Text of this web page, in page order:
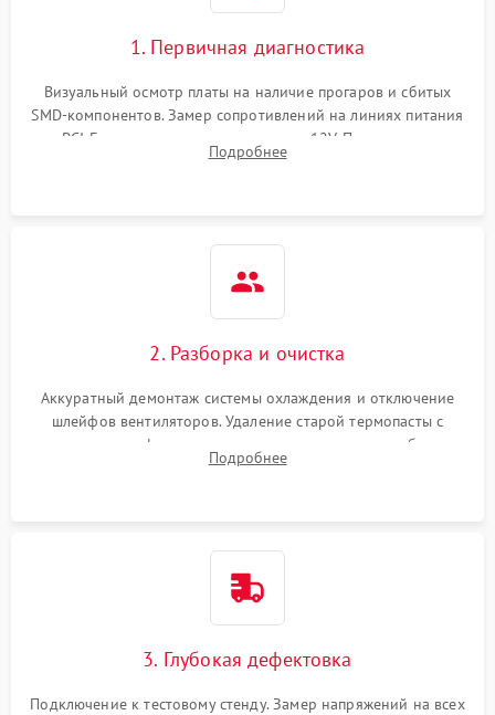
1. Первичная диагностика
Визуальный осмотр платы на наличие прогаров и сбитых
SMD-компонентов. Замер сопротивлений на линиях питания
PCI-E и дополнительных разъемах 12V. Проверка на
короткое замыкание основных дросселей питания GPU и
Подробнее
2. Разборка и очистка
Аккуратный демонтаж системы охлаждения и отключение
шлейфов вентиляторов. Удаление старой термопасты с
кристалла графического чипа и термопрокладок с банок
памяти и зоны VRM. Очистка платы от пыли и окислов.
Подробнее
3. Глубокая дефектовка
Подключение к тестовому стенду. Замер напряжений на всех